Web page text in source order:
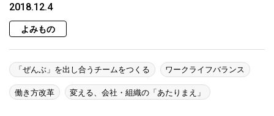
2018.12.4
よみもの
「ぜんぶ」を出し合うチームをつくる ワークライフバランス
働き方改革 変える、会社・組織の「あたりまえ」